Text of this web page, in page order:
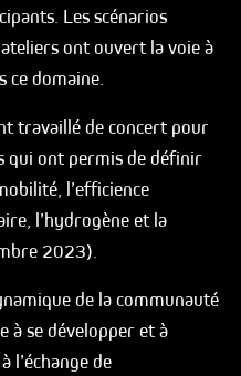
Les scénarios
ont ouvert la voie à
ce domaine.
travaillé de concert pour
qui ont permis de définir
l’efficience
l’hydrogène et la
2023).
de la communauté
à se développer et à
l’échange de